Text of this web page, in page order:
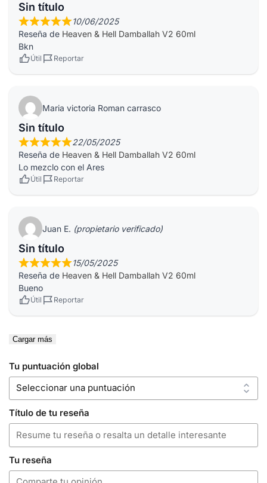
Sin título
10/06/2025
Reseña de Heaven & Hell Damballah V2 60ml
Bkn
Útil Reportar
Maria victoria Roman carrasco
Sin título
22/05/2025
Reseña de Heaven & Hell Damballah V2 60ml
Lo mezclo con el Ares
Útil Reportar
Juan E. (propietario verificado)
Sin título
15/05/2025
Reseña de Heaven & Hell Damballah V2 60ml
Bueno
Útil Reportar
Cargar más
Tu puntuación global
Título de tu reseña
Tu reseña